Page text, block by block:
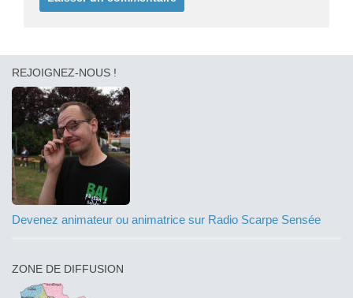
REJOIGNEZ-NOUS !
Devenez animateur ou animatrice sur Radio Scarpe Sensée
ZONE DE DIFFUSION